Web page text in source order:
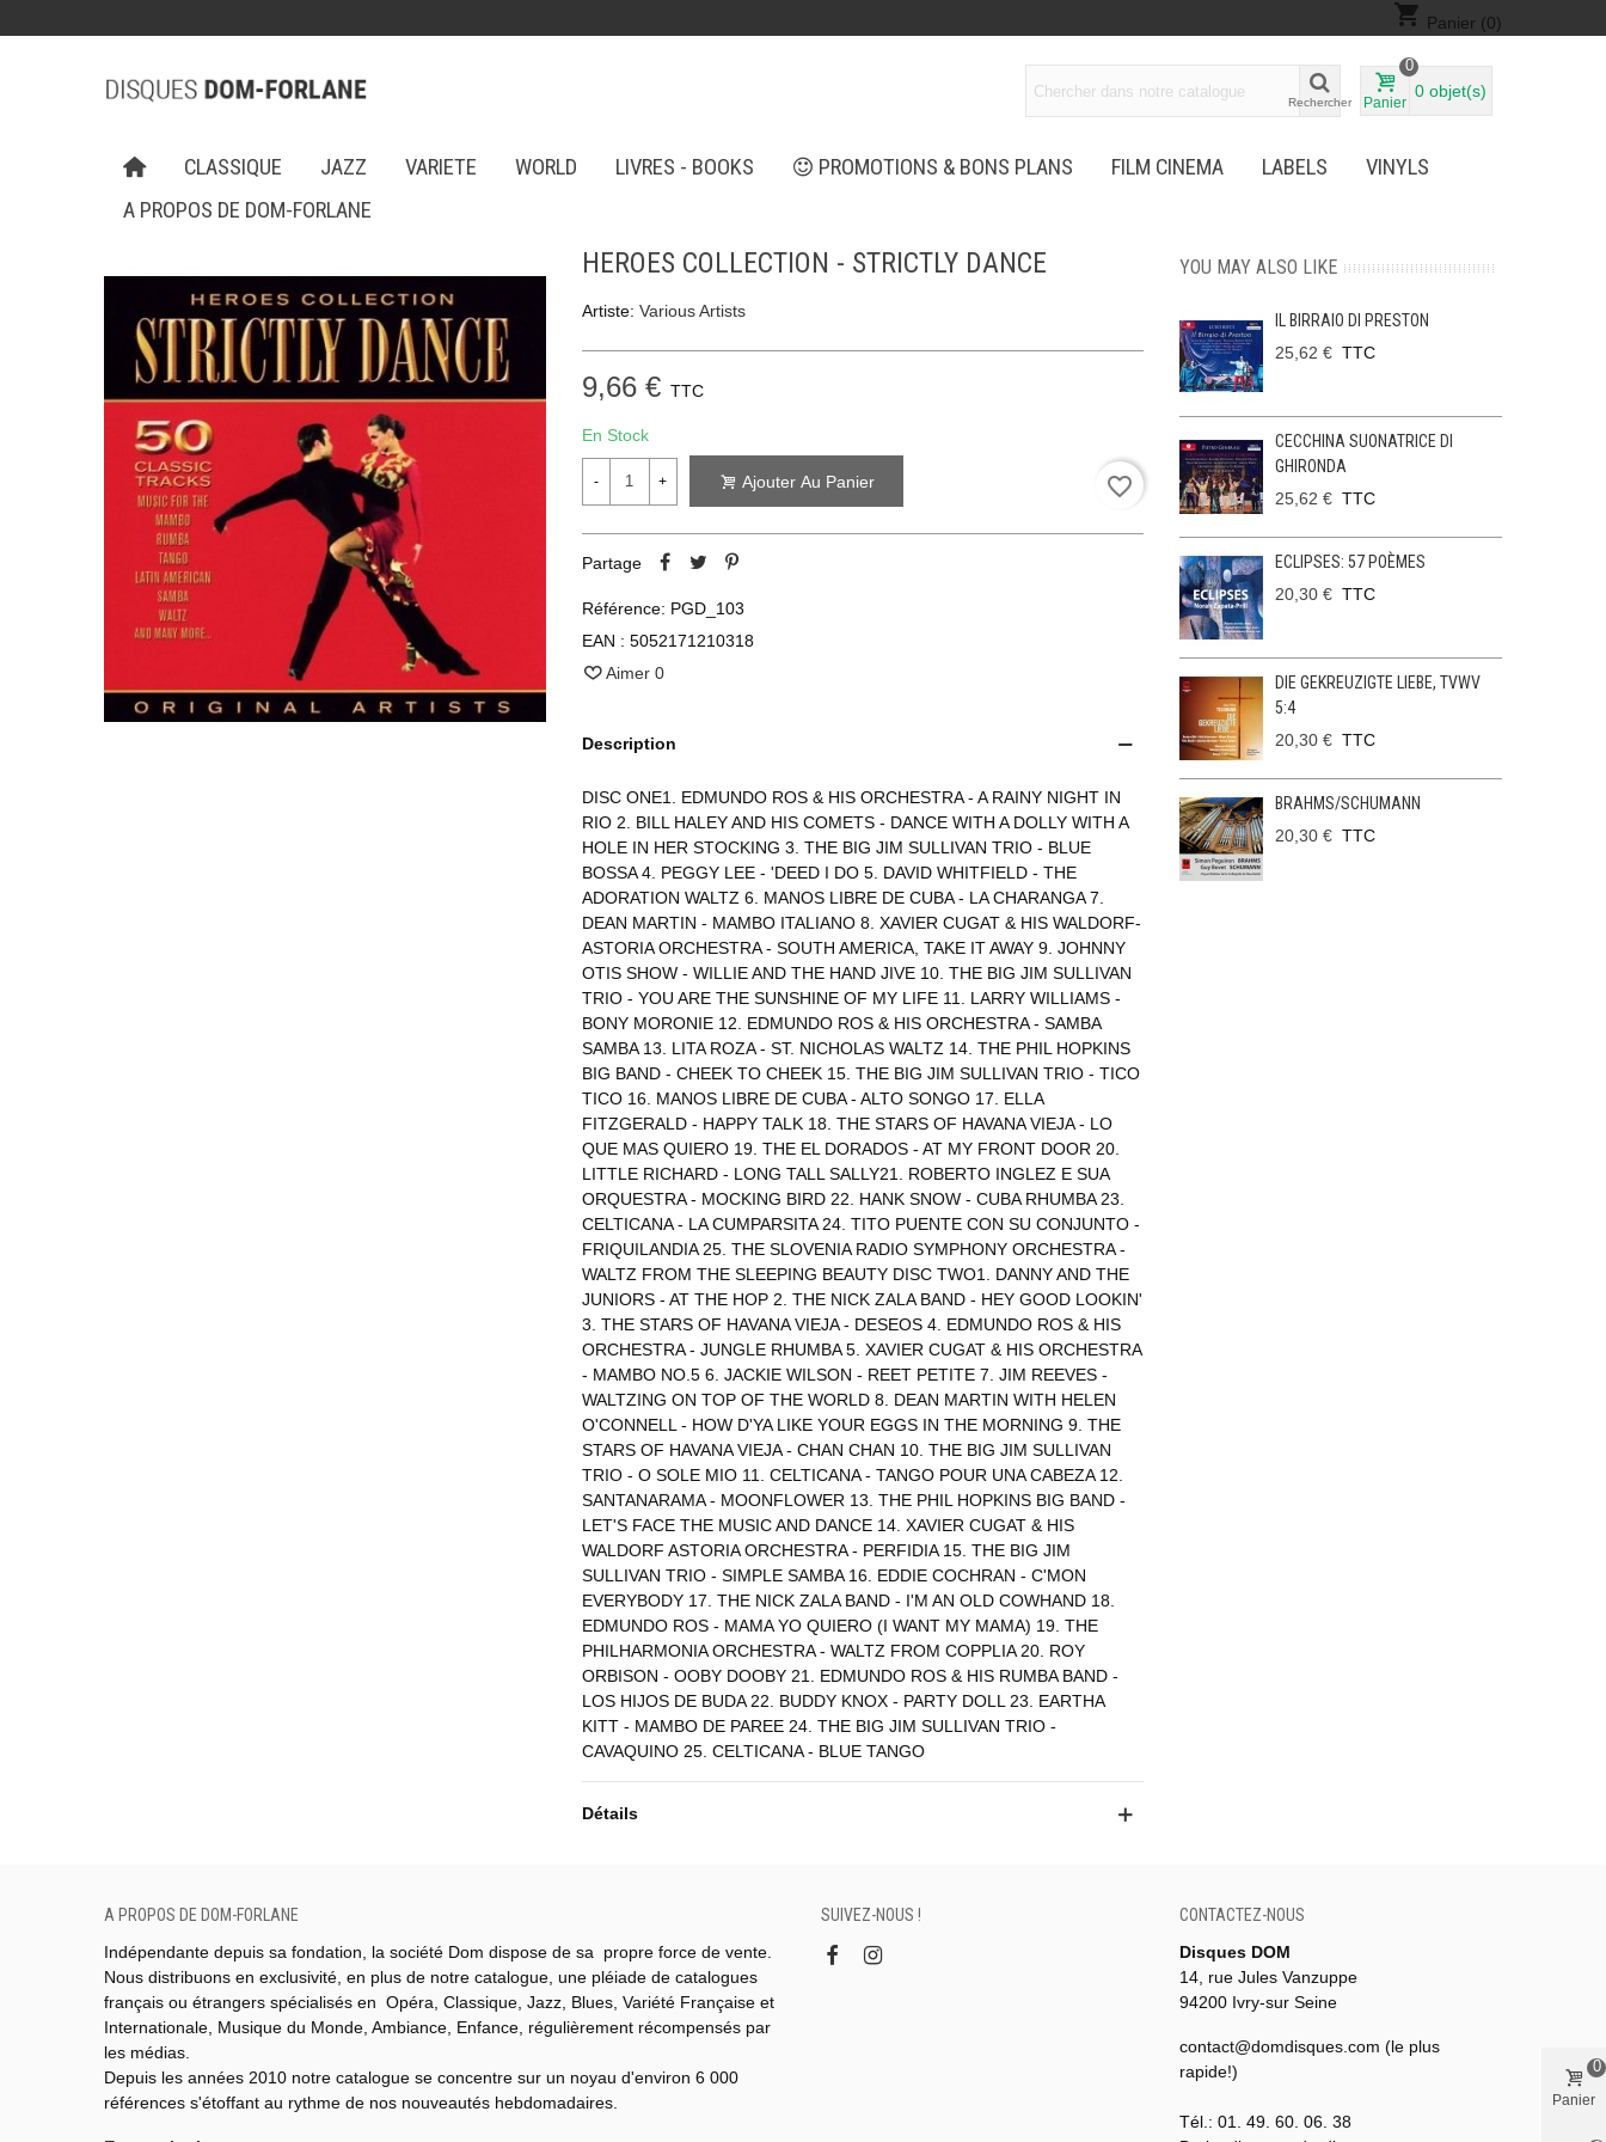
shopping_cart Panier (0)
Rechercher Panier
0
0 objet(s)
CLASSIQUE JAZZ VARIETE WORLD LIVRES - BOOKS PROMOTIONS & BONS PLANS FILM CINEMA LABELS
VINYLS
A PROPOS DE DOM-FORLANE
HEROES COLLECTION - STRICTLY DANCE
Artiste: Various Artists
9,66 € TTC
En Stock
- + Ajouter Au Panier favorite_border
Partage
Référence: PGD_103
EAN : 5052171210318
Aimer 0
Description
DISC ONE1. EDMUNDO ROS & HIS ORCHESTRA - A RAINY NIGHT IN
RIO 2. BILL HALEY AND HIS COMETS - DANCE WITH A DOLLY WITH A
HOLE IN HER STOCKING 3. THE BIG JIM SULLIVAN TRIO - BLUE
BOSSA 4. PEGGY LEE - 'DEED I DO 5. DAVID WHITFIELD - THE
ADORATION WALTZ 6. MANOS LIBRE DE CUBA - LA CHARANGA 7.
DEAN MARTIN - MAMBO ITALIANO 8. XAVIER CUGAT & HIS WALDORF-
ASTORIA ORCHESTRA - SOUTH AMERICA, TAKE IT AWAY 9. JOHNNY
OTIS SHOW - WILLIE AND THE HAND JIVE 10. THE BIG JIM SULLIVAN
TRIO - YOU ARE THE SUNSHINE OF MY LIFE 11. LARRY WILLIAMS -
BONY MORONIE 12. EDMUNDO ROS & HIS ORCHESTRA - SAMBA
SAMBA 13. LITA ROZA - ST. NICHOLAS WALTZ 14. THE PHIL HOPKINS
BIG BAND - CHEEK TO CHEEK 15. THE BIG JIM SULLIVAN TRIO - TICO
TICO 16. MANOS LIBRE DE CUBA - ALTO SONGO 17. ELLA
FITZGERALD - HAPPY TALK 18. THE STARS OF HAVANA VIEJA - LO
QUE MAS QUIERO 19. THE EL DORADOS - AT MY FRONT DOOR 20.
LITTLE RICHARD - LONG TALL SALLY21. ROBERTO INGLEZ E SUA
ORQUESTRA - MOCKING BIRD 22. HANK SNOW - CUBA RHUMBA 23.
CELTICANA - LA CUMPARSITA 24. TITO PUENTE CON SU CONJUNTO -
FRIQUILANDIA 25. THE SLOVENIA RADIO SYMPHONY ORCHESTRA -
WALTZ FROM THE SLEEPING BEAUTY DISC TWO1. DANNY AND THE
JUNIORS - AT THE HOP 2. THE NICK ZALA BAND - HEY GOOD LOOKIN'
3. THE STARS OF HAVANA VIEJA - DESEOS 4. EDMUNDO ROS & HIS
ORCHESTRA - JUNGLE RHUMBA 5. XAVIER CUGAT & HIS ORCHESTRA
- MAMBO NO.5 6. JACKIE WILSON - REET PETITE 7. JIM REEVES -
WALTZING ON TOP OF THE WORLD 8. DEAN MARTIN WITH HELEN
O'CONNELL - HOW D'YA LIKE YOUR EGGS IN THE MORNING 9. THE
STARS OF HAVANA VIEJA - CHAN CHAN 10. THE BIG JIM SULLIVAN
TRIO - O SOLE MIO 11. CELTICANA - TANGO POUR UNA CABEZA 12.
SANTANARAMA - MOONFLOWER 13. THE PHIL HOPKINS BIG BAND -
LET'S FACE THE MUSIC AND DANCE 14. XAVIER CUGAT & HIS
WALDORF ASTORIA ORCHESTRA - PERFIDIA 15. THE BIG JIM
SULLIVAN TRIO - SIMPLE SAMBA 16. EDDIE COCHRAN - C'MON
EVERYBODY 17. THE NICK ZALA BAND - I'M AN OLD COWHAND 18.
EDMUNDO ROS - MAMA YO QUIERO (I WANT MY MAMA) 19. THE
PHILHARMONIA ORCHESTRA - WALTZ FROM COPPLIA 20. ROY
ORBISON - OOBY DOOBY 21. EDMUNDO ROS & HIS RUMBA BAND -
LOS HIJOS DE BUDA 22. BUDDY KNOX - PARTY DOLL 23. EARTHA
KITT - MAMBO DE PAREE 24. THE BIG JIM SULLIVAN TRIO -
CAVAQUINO 25. CELTICANA - BLUE TANGO
Détails
YOU MAY ALSO LIKE
IL BIRRAIO DI PRESTON
25,62 € TTC
CECCHINA SUONATRICE DI
GHIRONDA
25,62 € TTC
ECLIPSES: 57 POÈMES
20,30 € TTC
DIE GEKREUZIGTE LIEBE, TVWV
5:4
20,30 € TTC
BRAHMS/SCHUMANN
20,30 € TTC
A PROPOS DE DOM-FORLANE
Indépendante depuis sa fondation, la société Dom dispose de sa propre force de vente.
Nous distribuons en exclusivité, en plus de notre catalogue, une pléiade de catalogues
français ou étrangers spécialisés en Opéra, Classique, Jazz, Blues, Variété Française et
Internationale, Musique du Monde, Ambiance, Enfance, régulièrement récompensés par
les médias.
Depuis les années 2010 notre catalogue se concentre sur un noyau d'environ 6 000
références s'étoffant au rythme de nos nouveautés hebdomadaires.
SUIVEZ-NOUS !
CONTACTEZ-NOUS
Disques DOM
14, rue Jules Vanzuppe
94200 Ivry-sur Seine
contact@domdisques.com (le plus
rapide!)
Tél.: 01. 49. 60. 06. 38
Panier
0